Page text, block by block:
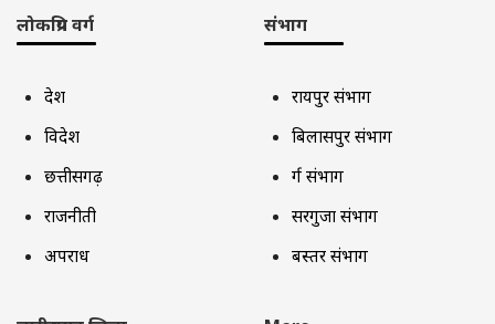
लोकप्रिय वर्ग
देश
विदेश
छत्तीसगढ़
राजनीती
अपराध
संभाग
रायपुर संभाग
बिलासपुर संभाग
दुर्ग संभाग
सरगुजा संभाग
बस्तर संभाग